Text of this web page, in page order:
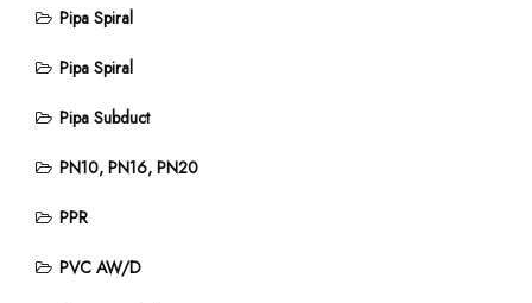
Pipa Spiral
Pipa Spiral
Pipa Subduct
PN10, PN16, PN20
PPR
PVC AW/D